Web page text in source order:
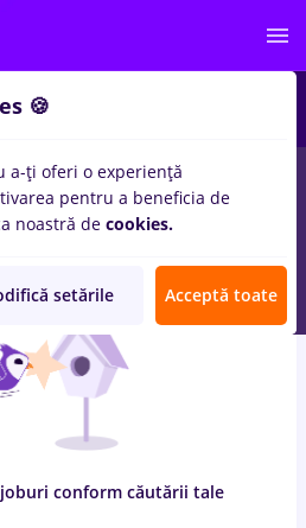
inCluj-Napocapentru
/ Distributie, Medicina /
conform căutării tale
🍪
a-ți oferi o experiență
pentru a beneficia de
noastră de cookies.
setările Acceptă toate